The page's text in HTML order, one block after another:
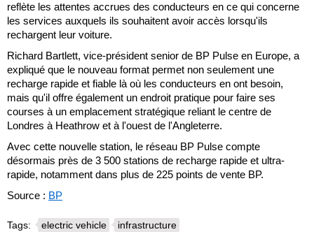
reflète les attentes accrues des conducteurs en ce qui concerne
les services auxquels ils souhaitent avoir accès lorsqu'ils
rechargent leur voiture.
Richard Bartlett, vice-président senior de BP Pulse en Europe, a
expliqué que le nouveau format permet non seulement une
recharge rapide et fiable là où les conducteurs en ont besoin,
mais qu'il offre également un endroit pratique pour faire ses
courses à un emplacement stratégique reliant le centre de
Londres à Heathrow et à l'ouest de l'Angleterre.
Avec cette nouvelle station, le réseau BP Pulse compte
désormais près de 3 500 stations de recharge rapide et ultra-
rapide, notamment dans plus de 225 points de vente BP.
Source : BP
Tags: electric vehicle infrastructure